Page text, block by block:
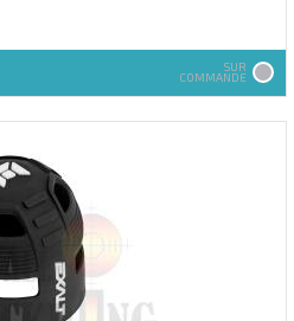
SUR
COMMANDE